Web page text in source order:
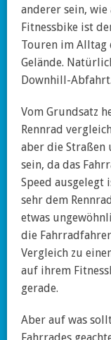
anderer sein, wie
Fitnessbike ist
Touren im Alltag
Gelände.
Downhill-Abfahrt.
Vom Grundsatz
Rennrad
aber die Straßen
sein, da das
Speed ausgelegt
sehr dem
etwas
die
Vergleich zu
auf ihrem
gerade.
Aber auf was